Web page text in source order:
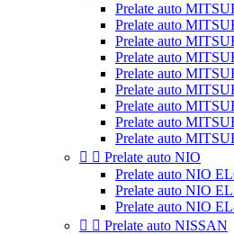
Prelate auto
Prelate auto
Prelate auto
Prelate auto
Prelate auto
Prelate auto
Prelate auto
Prelate auto
Prelate auto
  Prelate auto NIO
Prelate auto NIO
Prelate auto NIO
Prelate auto NIO
  Prelate auto NISSAN